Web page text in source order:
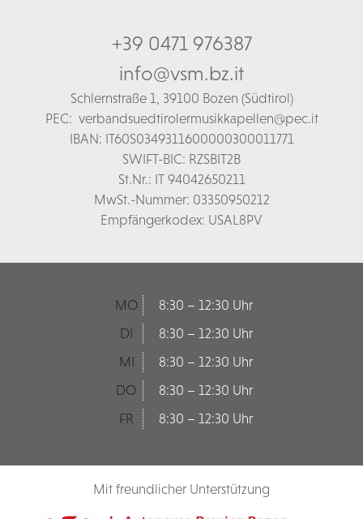
+39 0471 976387
info@vsm.bz.it
Schlernstraße 1, 39100 Bozen (Südtirol)
PEC: verbandsuedtirolermusikkapellen@pec.it
IBAN: IT60S0349311600000300011771
SWIFT-BIC: RZSBIT2B
St.Nr.: IT 94042650211
MwSt.-Nummer: 03350950212
Empfängerkodex: USAL8PV
MO
8:30 – 12:30 Uhr
DI
8:30 – 12:30 Uhr
MI
8:30 – 12:30 Uhr
DO
8:30 – 12:30 Uhr
FR
8:30 – 12:30 Uhr
Mit freundlicher Unterstützung